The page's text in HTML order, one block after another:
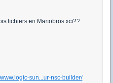
fichiers en Mariobros.xci??
sun...ur-nsc-builder/